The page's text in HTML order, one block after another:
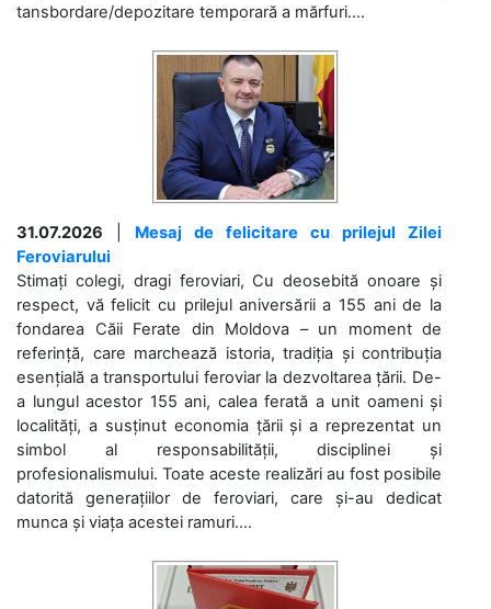
tansbordare/depozitare temporară a mărfuri....
31.07.2026
Mesaj de felicitare cu prilejul Zilei
Feroviarului
Stimați colegi, dragi feroviari, Cu deosebită onoare și
respect, vă felicit cu prilejul aniversării a 155 ani de la
fondarea Căii Ferate din Moldova – un moment de
referință, care marchează istoria, tradiția și contribuția
esențială a transportului feroviar la dezvoltarea țării. De-
a lungul acestor 155 ani, calea ferată a unit oameni și
localități, a susținut economia țării și a reprezentat un
simbol al responsabilității, disciplinei și
profesionalismului. Toate aceste realizări au fost posibile
datorită generațiilor de feroviari, care și-au dedicat
munca și viața acestei ramuri....